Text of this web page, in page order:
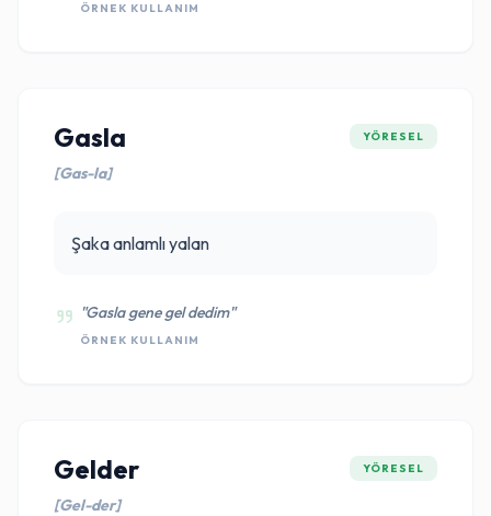
ÖRNEK KULLANIM
Gasla
[Gas-la]
YÖRESEL
Şaka anlamlı yalan
"Gasla gene gel dedim"
ÖRNEK KULLANIM
Gelder
[Gel-der]
YÖRESEL